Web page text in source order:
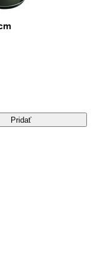
Pridať